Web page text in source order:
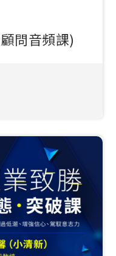
問音頻課)